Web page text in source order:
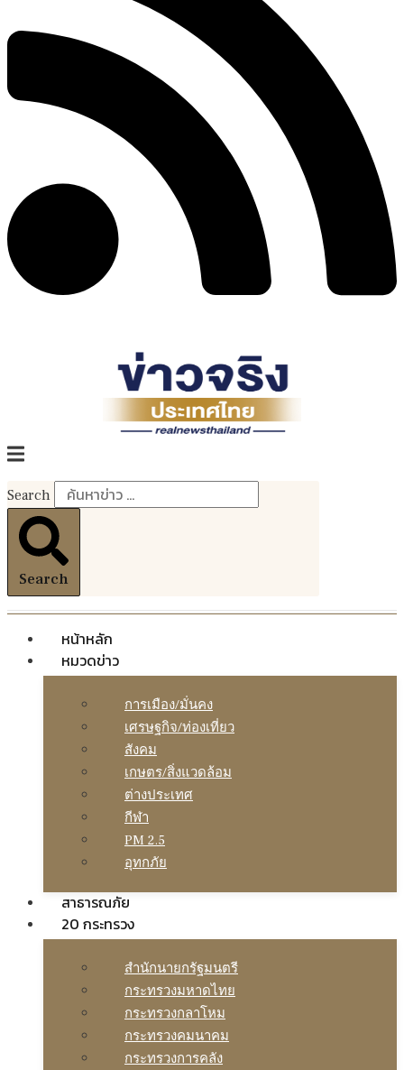
Search
Search
หน้าหลัก
หมวดข่าว
การเมือง/มั่นคง
เศรษฐกิจ/ท่องเที่ยว
สังคม
เกษตร/สิ่งแวดล้อม
ต่างประเทศ
กีฬา
PM 2.5
อุทกภัย
สาธารณภัย
20 กระทรวง
สํานักนายกรัฐมนตรี
กระทรวงมหาดไทย
กระทรวงกลาโหม
กระทรวงคมนาคม
กระทรวงการคลัง